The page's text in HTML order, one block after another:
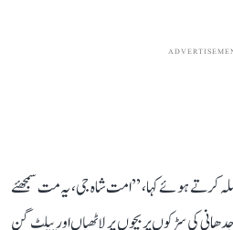
کرتے ہوئے کہا، ’’امت شاہ جی، یہ مت سمجھئے
کی سڑکوں پر بچوں پر لاٹھیاں اور پیلٹ گن